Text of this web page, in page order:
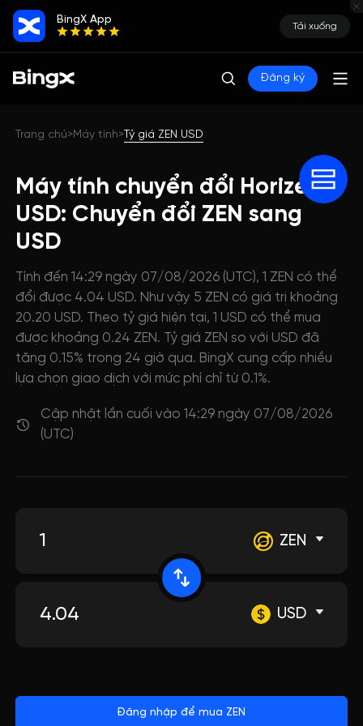
BingX App
Tải xuống
Đăng ký
Trang chủ>Máy tính>Tỷ giá ZEN USD
Máy tính chuyển đổi Horizen
USD: Chuyển đổi ZEN sang
USD
Tính đến 14:29 ngày 07/08/2026 (UTC), 1 ZEN có thể
đổi được 4.04 USD. Như vậy 5 ZEN có giá trị khoảng
20.20 USD. Theo tỷ giá hiện tại, 1 USD có thể mua
được khoảng 0.24 ZEN. Tỷ giá ZEN so với USD đã
tăng 0.15% trong 24 giờ qua. BingX cung cấp nhiều
lựa chọn giao dịch với mức phí chỉ từ 0.1%.
Cập nhật lần cuối vào 14:29 ngày 07/08/2026
(UTC)
ZEN
USD
Đăng nhập để mua ZEN